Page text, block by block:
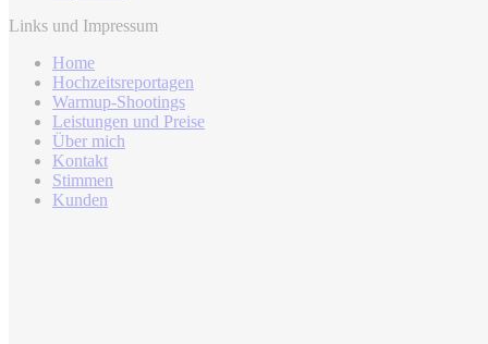
Links und Impressum
Home
Hochzeitsreportagen
Warmup-Shootings
Leistungen und Preise
Über mich
Kontakt
Stimmen
Kunden